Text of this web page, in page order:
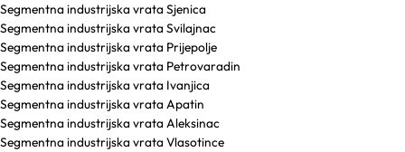
Segmentna industrijska vrata Sjenica
Segmentna industrijska vrata Svilajnac
Segmentna industrijska vrata Prijepolje
Segmentna industrijska vrata Petrovaradin
Segmentna industrijska vrata Ivanjica
Segmentna industrijska vrata Apatin
Segmentna industrijska vrata Aleksinac
Segmentna industrijska vrata Vlasotince